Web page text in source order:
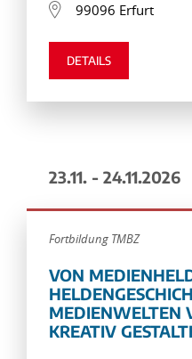
99096 Erfurt
DETAILS
23.11. - 24.11.2026
Fortbildung TMBZ
VON
MEDIENWELTEN
KREATIV